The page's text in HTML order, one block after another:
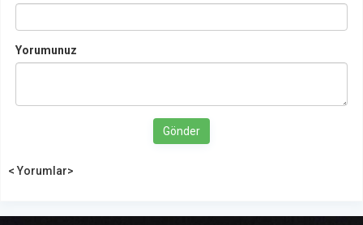
Yorumunuz
Gönder
< Yorumlar>